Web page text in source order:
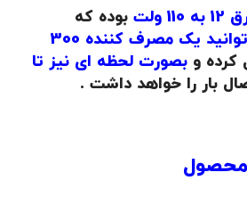
ولت
بوده که
بصورت دایمی می توانید یک مصرف کننده 300
کرده و بصورت لحظه ای نیز تا
بار را خواهد داشت .